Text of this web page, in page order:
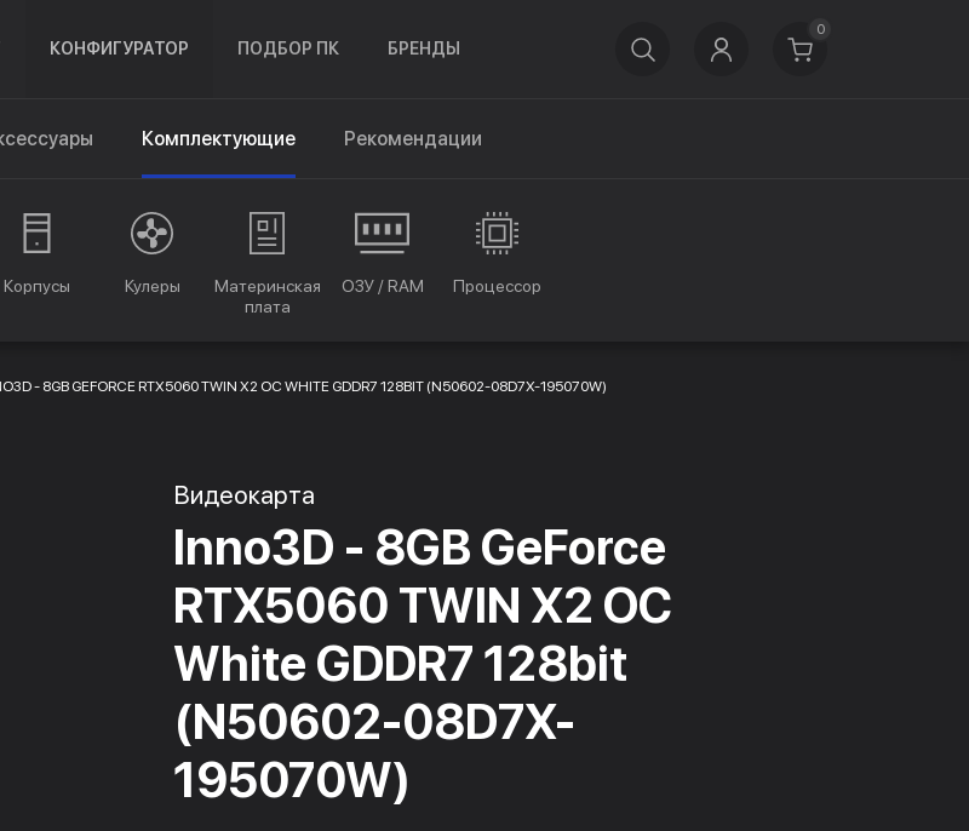
КОНФИГУРАТОР ПОДБОР ПК БРЕНДЫ
0
Комплектующие Рекомендации
Корпусы Кулеры
Материнская
плата
ОЗУ / RAM Процессор
- 8GB GEFORCE RTX5060 TWIN X2 OC WHITE GDDR7 128BIT (N50602-08D7X-195070W)
Видеокарта
Inno3D - 8GB GeForce
RTX5060 TWIN X2 OC
White GDDR7 128bit
(N50602-08D7X-
195070W)